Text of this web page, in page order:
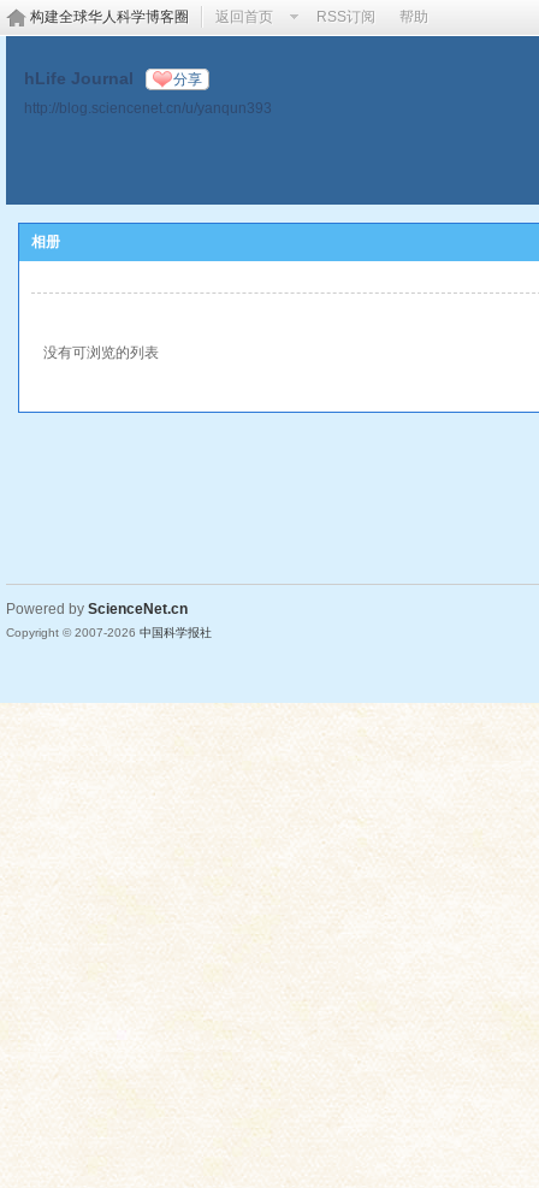
构建全球华人科学博客圈 返回首页 RSS订阅 帮助
hLife Journal 分享
http://blog.sciencenet.cn/u/yanqun393
相册
没有可浏览的列表
Powered by ScienceNet.cn
Copyright © 2007-2026 中国科学报社